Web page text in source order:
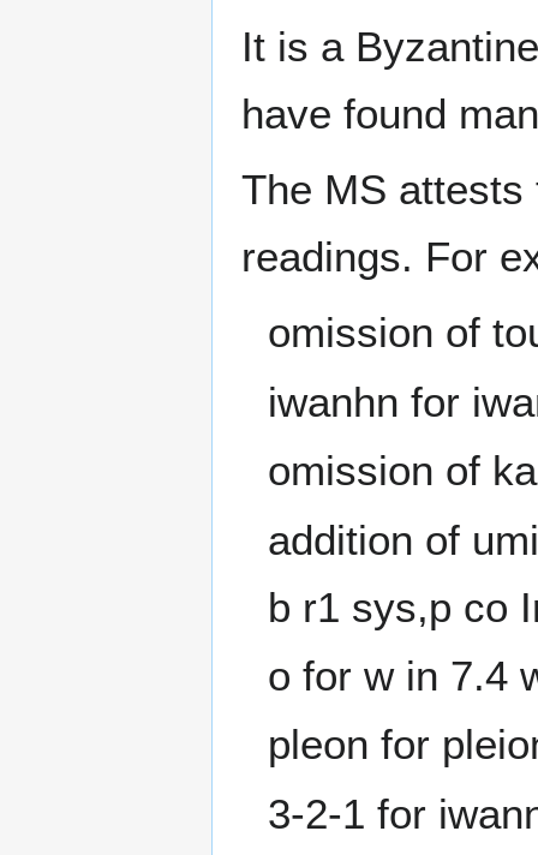
It is a
have found
The MS attests
readings. For
omission of
iwanhn for
omission of
addition of
b r1 sys,p co
o for w in 7.4
pleon for
3-2-1 for